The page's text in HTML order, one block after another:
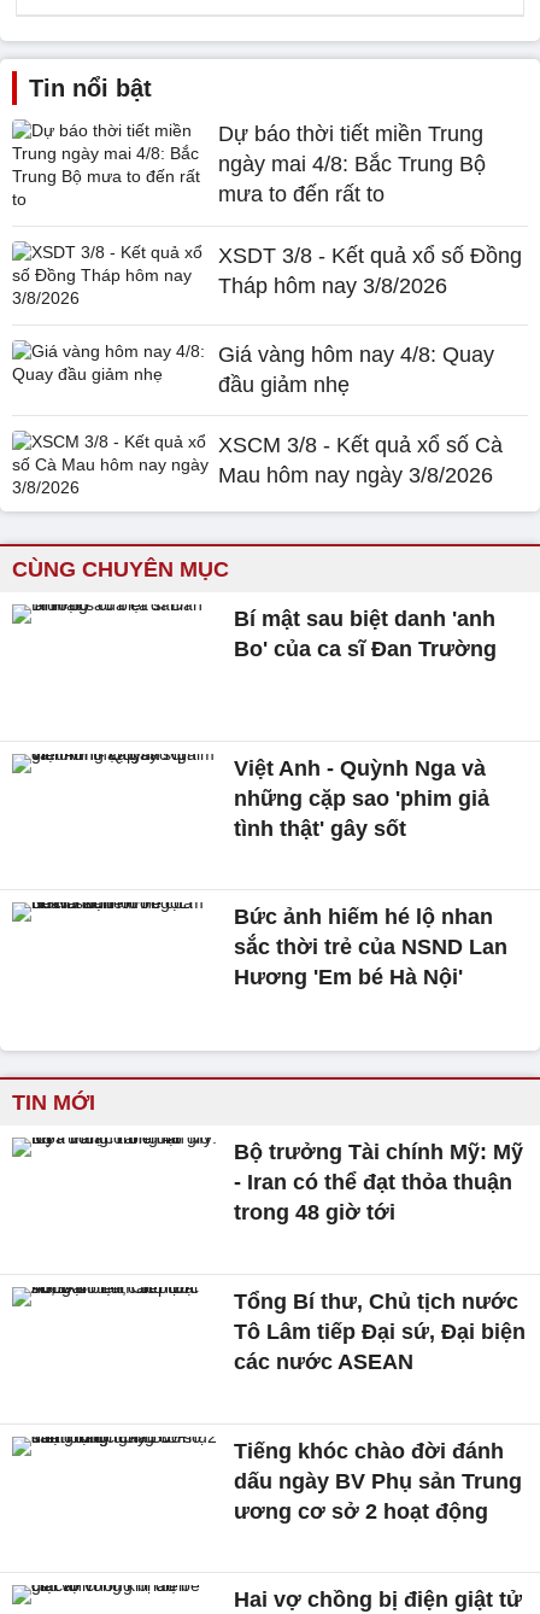
Tin nổi bật
Dự báo thời tiết miền Trung
ngày mai 4/8: Bắc Trung Bộ
mưa to đến rất to
XSDT 3/8 - Kết quả xổ số Đồng
Tháp hôm nay 3/8/2026
Giá vàng hôm nay 4/8: Quay
đầu giảm nhẹ
XSCM 3/8 - Kết quả xổ số Cà
Mau hôm nay ngày 3/8/2026
CÙNG CHUYÊN MỤC
Bí mật sau biệt danh 'anh
Bo' của ca sĩ Đan Trường
Việt Anh - Quỳnh Nga và
những cặp sao 'phim giả
tình thật' gây sốt
Bức ảnh hiếm hé lộ nhan
sắc thời trẻ của NSND Lan
Hương 'Em bé Hà Nội'
TIN MỚI
Bộ trưởng Tài chính Mỹ: Mỹ
- Iran có thể đạt thỏa thuận
trong 48 giờ tới
Tổng Bí thư, Chủ tịch nước
Tô Lâm tiếp Đại sứ, Đại biện
các nước ASEAN
Tiếng khóc chào đời đánh
dấu ngày BV Phụ sản Trung
ương cơ sở 2 hoạt động
Hai vợ chồng bị điện giật tử